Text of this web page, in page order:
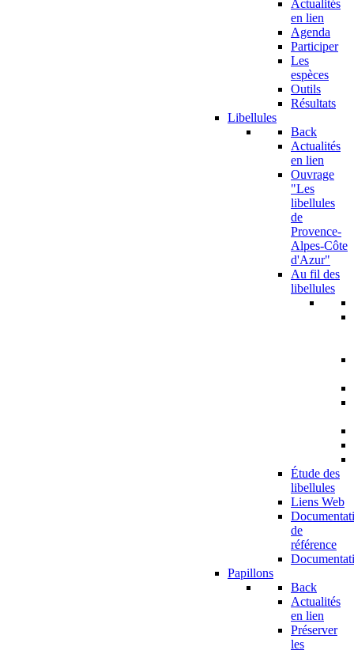
Actualités
en lien
Agenda
Participer
Les
espèces
Outils
Résultats
Libellules
Back
Actualités
en lien
Ouvrage
"Les
libellules
de
Provence-
Alpes-Côte
d'Azur"
Au fil des
libellules
Étude des
libellules
Liens Web
de
référence
Papillons
Back
Actualités
en lien
Préserver
les